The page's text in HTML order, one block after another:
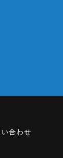
合わせ